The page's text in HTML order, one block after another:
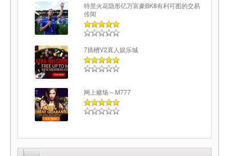
特里火花隐形亿万富豪BK8有利可图的交易
传闻
7插槽V2真人娱乐城
网上赌场 – M777